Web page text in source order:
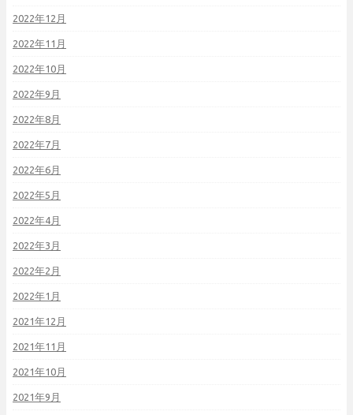
2022年12月
2022年11月
2022年10月
2022年9月
2022年8月
2022年7月
2022年6月
2022年5月
2022年4月
2022年3月
2022年2月
2022年1月
2021年12月
2021年11月
2021年10月
2021年9月